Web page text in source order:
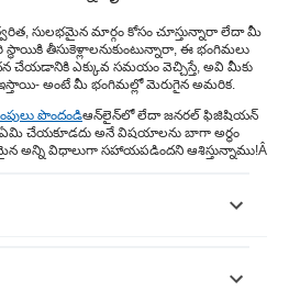
సులభమైన మార్గం కోసం చూస్తున్నారా లేదా మీ
తీసుకెళ్లాలనుకుంటున్నారా, ఈ భంగిమలు
ఎక్కువ సమయం వెచ్చిస్తే, అవి మీకు
అంటే మీ భంగిమల్లో మెరుగైన అమరిక.
పొందండిఆన్‌లైన్‌లో లేదా జనరల్ ఫిజిషియన్
చేయకూడదు అనే విషయాలను బాగా అర్థం
అన్ని విధాలుగా సహాయపడిందని ఆశిస్తున్నాము!Â
7-yoga-poses-that-will-help-you-